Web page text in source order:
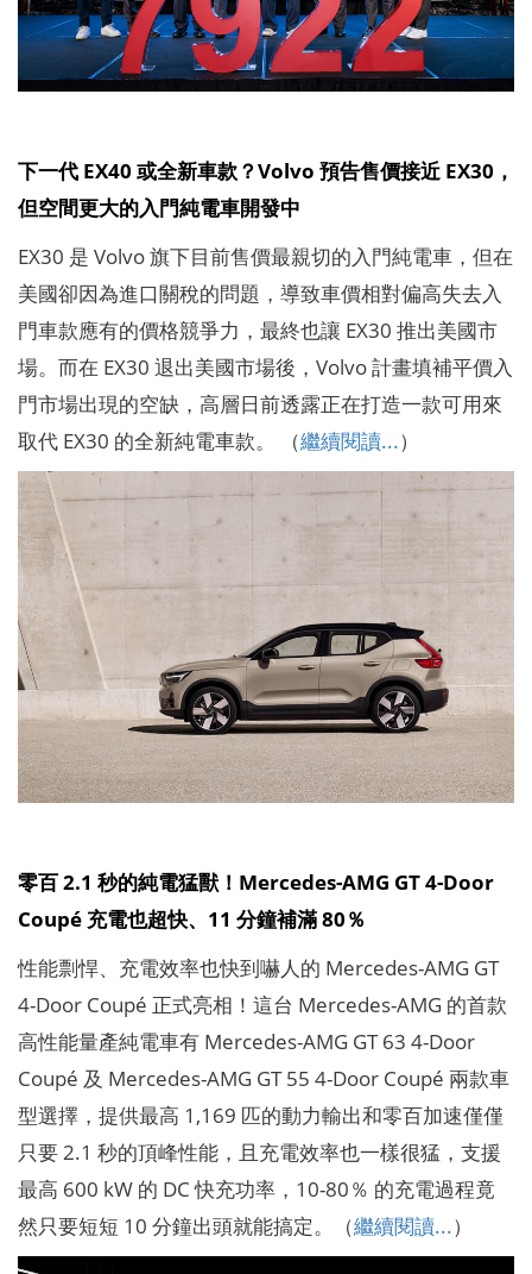
下一代 EX40 或全新車款？Volvo 預告售價接近 EX30，
但空間更大的入門純電車開發中
EX30 是 Volvo 旗下目前售價最親切的入門純電車，但在
美國卻因為進口關稅的問題，導致車價相對偏高失去入
門車款應有的價格競爭力，最終也讓 EX30 推出美國市
場。而在 EX30 退出美國市場後，Volvo 計畫填補平價入
門市場出現的空缺，高層日前透露正在打造一款可用來
取代 EX30 的全新純電車款。 （繼續閱讀...）
零百 2.1 秒的純電猛獸！Mercedes-AMG GT 4-Door
Coupé 充電也超快、11 分鐘補滿 80％
性能剽悍、充電效率也快到嚇人的 Mercedes-AMG GT
4-Door Coupé 正式亮相！這台 Mercedes-AMG 的首款
高性能量產純電車有 Mercedes-AMG GT 63 4-Door
Coupé 及 Mercedes-AMG GT 55 4-Door Coupé 兩款車
型選擇，提供最高 1,169 匹的動力輸出和零百加速僅僅
只要 2.1 秒的頂峰性能，且充電效率也一樣很猛，支援
最高 600 kW 的 DC 快充功率，10-80％ 的充電過程竟
然只要短短 10 分鐘出頭就能搞定。（繼續閱讀...）